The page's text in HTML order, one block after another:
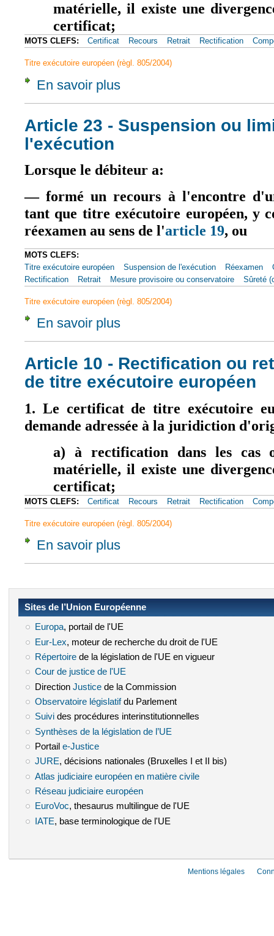
matérielle, il existe une
certificat;
MOTS CLEFS: Certificat Recours Retrait Rectification
Titre exécutoire européen (règl. 805/2004)
En savoir plus
Article 23 - Suspension ou
l'exécution
Lorsque le débiteur a:
— formé un recours à l'encontre
tant que titre exécutoire européen, y
réexamen au sens de l'article 19, ou
MOTS CLEFS:
Titre exécutoire européen
Suspension de l'exécution Réexamen
Rectification
Retrait Mesure provisoire ou conservatoire Sûreté
Titre exécutoire européen (règl. 805/2004)
En savoir plus
Article 10 - Rectification ou
de titre exécutoire européen
1. Le certificat de titre exécutoire
demande adressée à la juridiction
a) à rectification dans les cas
matérielle, il existe une
certificat;
MOTS CLEFS: Certificat Recours Retrait Rectification
Titre exécutoire européen (règl. 805/2004)
En savoir plus
Sites de l’Union Européenne
Europa(le lien est externe)
, portail de l'UE
Eur-Lex (le lien est externe)
, moteur de recherche du droit de l'UE
Répertoire(le lien est externe)
de la législation de l'UE en vigueur
Cour de justice de l'UE
Direction Justice(le lien est externe)
de la Commission
Observatoire législatif(le lien est externe)
du Parlement
Suivi(le lien est externe)
des procédures interinstitutionnelles
Synthèses de la législation de l’UE
Portail e-Justice(le lien est externe)
JURE(le lien est externe)
, décisions nationales (Bruxelles I et II bis)
Atlas judiciaire européen en matière civile(le lien est externe)
Réseau judiciaire européen(le lien est externe)
EuroVoc(le lien est externe)
, thesaurus multilingue de l'UE
IATE (le lien est externe)
, base terminologique de l'UE
Mentions légales